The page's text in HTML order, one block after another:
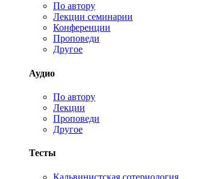
По автору
Лекции семинарии
Конференции
Проповеди
Другое
Аудио
По автору
Лекции
Проповеди
Другое
Тесты
Кальвинистская сотериология